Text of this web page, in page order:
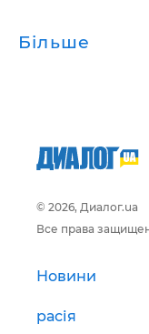
Більше
© 2026, Диалог.ua
Все права
Новини
расія